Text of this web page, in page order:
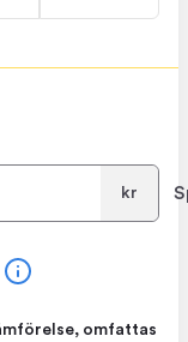
kr
omfattas